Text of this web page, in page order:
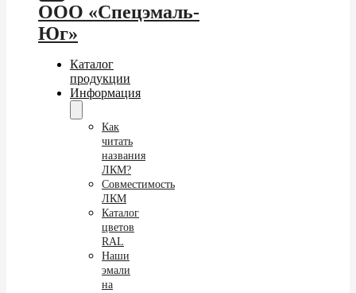
ООО «Спецэмаль-
Юг»
Каталог
продукции
Информация
Как
читать
названия
ЛКМ?
Совместимость
ЛКМ
Каталог
цветов
RAL
Наши
эмали
на